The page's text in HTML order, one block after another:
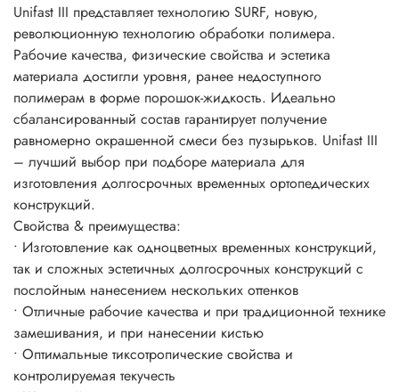
Unifast III представляет технологию SURF, новую,
революционную технологию обработки полимера.
Рабочие качества, физические свойства и эстетика
материала достигли уровня, ранее недоступного
полимерам в форме порошок-жидкость. Идеально
сбалансированный состав гарантирует получение
равномерно окрашенной смеси без пузырьков. Unifast III
– лучший выбор при подборе материала для
изготовления долгосрочных временных ортопедических
конструкций.
Свойства & преимущества:
• Изготовление как одноцветных временных конструкций,
так и сложных эстетичных долгосрочных конструкций с
послойным нанесением нескольких оттенков
• Отличные рабочие качества и при традиционной технике
замешивания, и при нанесении кистью
• Оптимальные тиксотропические свойства и
контролируемая текучесть